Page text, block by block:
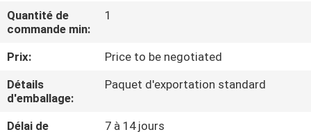
VISITE
DE
CONTRÔLE
Quantité de
commande min:
1
Prix:
Price to be negotiated
Détails
d'emballage:
Paquet d'exportation standard
Délai de
7 à 14 jours